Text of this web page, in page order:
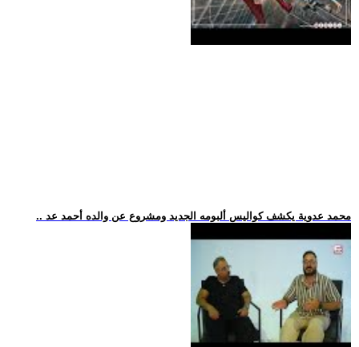
.. محمد عدوية يكشف كواليس ألبومه الجديد ومشروع عن والده أحمد عد